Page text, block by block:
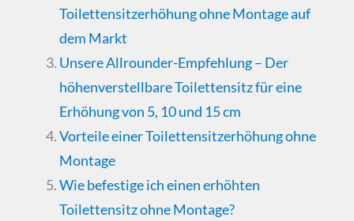
Toilettensitzerhöhung ohne Montage auf
dem Markt
Unsere Allrounder-Empfehlung – Der
höhenverstellbare Toilettensitz für eine
Erhöhung von 5, 10 und 15 cm
Vorteile einer Toilettensitzerhöhung ohne
Montage
Wie befestige ich einen erhöhten
Toilettensitz ohne Montage?